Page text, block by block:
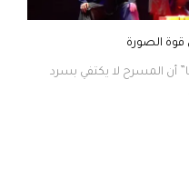
قوة الصورة
أن المسرح لا يكتفي بسرد